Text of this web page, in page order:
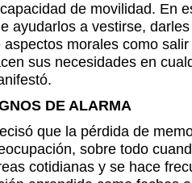
capacidad de movilidad. En
ayudarlos a vestirse,
aspectos morales como
sus necesidades en
DE ALARMA
que la pérdida de
sobre todo
cotidianas y se hace